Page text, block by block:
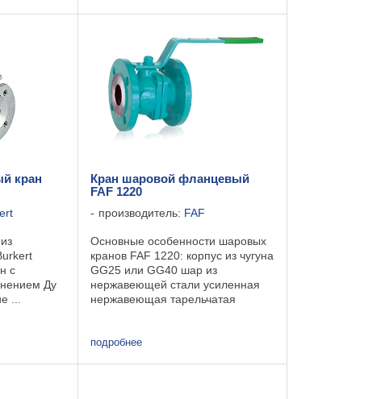
кран
с
Ду
...
Кран шаровой фланцевый
FAF 1220
производитель: FAF
Основные особенности шаровых
кранов FAF 1220: корпус из чугуна
GG25 или GG40 шар из
нержавеющей стали усиленная
нержавеющая тарельчатая
герметизирующее кольцо из
подробнее